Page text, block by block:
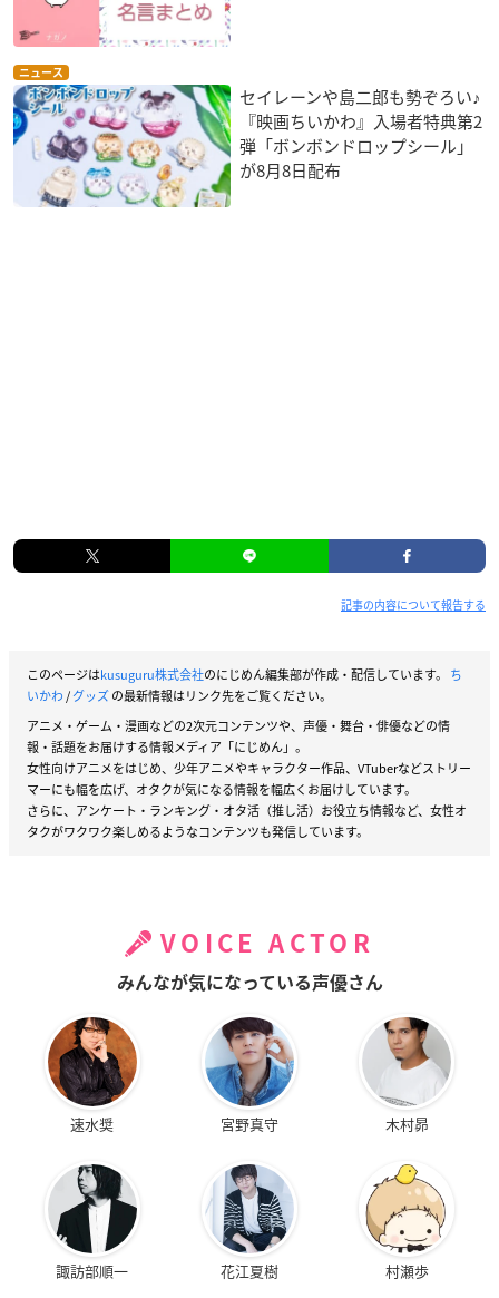
ニュース
セイレーンや島二郎も勢ぞろい♪
『映画ちいかわ』入場者特典第2
弾「ボンボンドロップシール」
が8月8日配布
記事の内容について報告する
このページはkusuguru株式会社のにじめん編集部が作成・配信しています。 ち
いかわ/グッズの最新情報はリンク先をご覧ください。
アニメ・ゲーム・漫画などの2次元コンテンツや、声優・舞台・俳優などの情
報・話題をお届けする情報メディア「にじめん」。
女性向けアニメをはじめ、少年アニメやキャラクター作品、VTuberなどストリー
マーにも幅を広げ、オタクが気になる情報を幅広くお届けしています。
さらに、アンケート・ランキング・オタ活（推し活）お役立ち情報など、女性オ
タクがワクワク楽しめるようなコンテンツも発信しています。
VOICE ACTOR
みんなが気になっている声優さん
速水奨 宮野真守 木村昴
諏訪部順一 花江夏樹 村瀬歩